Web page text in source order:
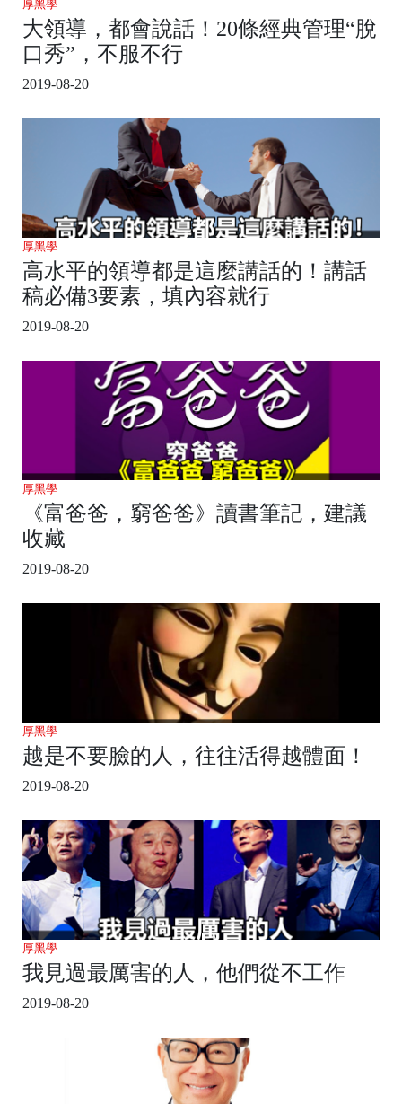
厚黑學
大領導，都會說話！20條經典管理“脫
口秀”，不服不行
2019-08-20
厚黑學
高水平的領導都是這麼講話的！講話
稿必備3要素，填內容就行
2019-08-20
厚黑學
《富爸爸，窮爸爸》讀書筆記，建議
收藏
2019-08-20
厚黑學
越是不要臉的人，往往活得越體面！
2019-08-20
厚黑學
我見過最厲害的人，他們從不工作
2019-08-20